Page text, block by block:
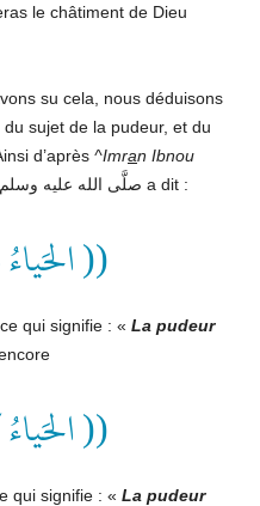
le châtiment de Dieu
su cela, nous déduisons
sujet de la pudeur, et du
d’après ^Imran Ibnou
, le Messager de Dieu صلَّى الله عليه وسلم a dit :
((
qui signifie : « La pudeur
((
qui signifie : « La pudeur